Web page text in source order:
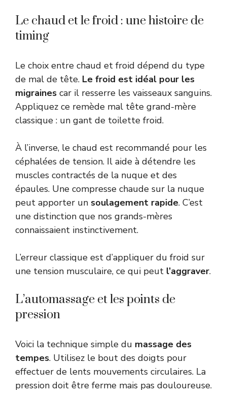
Le chaud et le froid : une histoire de
timing
Le choix entre chaud et froid dépend du type
de mal de tête. Le froid est idéal pour les
migraines car il resserre les vaisseaux sanguins.
Appliquez ce remède mal tête grand-mère
classique : un gant de toilette froid.
À l’inverse, le chaud est recommandé pour les
céphalées de tension. Il aide à détendre les
muscles contractés de la nuque et des
épaules. Une compresse chaude sur la nuque
peut apporter un soulagement rapide. C’est
une distinction que nos grands-mères
connaissaient instinctivement.
L’erreur classique est d’appliquer du froid sur
une tension musculaire, ce qui peut l’aggraver.
L’automassage et les points de
pression
Voici la technique simple du massage des
tempes. Utilisez le bout des doigts pour
effectuer de lents mouvements circulaires. La
pression doit être ferme mais pas douloureuse.